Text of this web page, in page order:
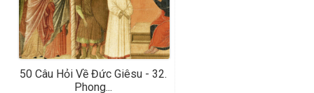
50 Câu Hỏi Về Đức Giêsu - 32.
Phong...